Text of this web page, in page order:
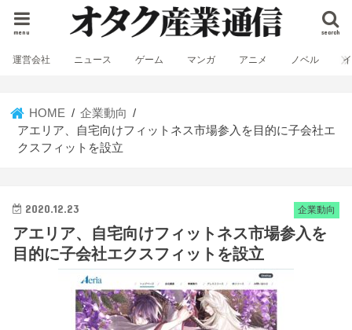
search
menu
運営会社 ニュース ゲーム マンガ アニメ ノベル
HOME
企業動向
アエリア、自宅向けフィットネス市場参入を目的に子会社エ
クスフィットを設立
企業動向
2020.12.23
アエリア、自宅向けフィットネス市場参入を
目的に子会社エクスフィットを設立